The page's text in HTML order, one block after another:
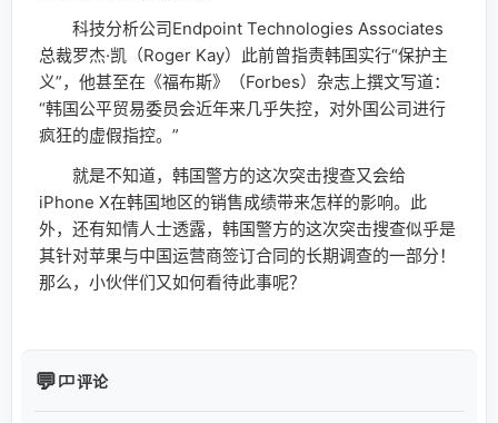
科技分析公司Endpoint Technologies Associates
总裁罗杰·凯（Roger Kay）此前曾指责韩国实行“保护主
义”，他甚至在《福布斯》（Forbes）杂志上撰文写道：
“韩国公平贸易委员会近年来几乎失控，对外国公司进行
疯狂的虚假指控。”
就是不知道，韩国警方的这次突击搜查又会给
iPhone X在韩国地区的销售成绩带来怎样的影响。此
外，还有知情人士透露，韩国警方的这次突击搜查似乎是
其针对苹果与中国运营商签订合同的长期调查的一部分！
那么，小伙伴们又如何看待此事呢？
评论